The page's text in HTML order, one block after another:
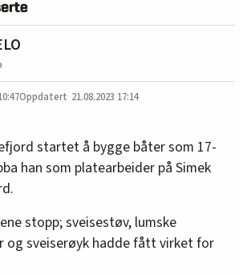
21.08.2023 17:14
startet å bygge båter som 17-
han som platearbeider på Simek
stopp; sveisestøv, lumske
og sveiserøyk hadde fått virket for